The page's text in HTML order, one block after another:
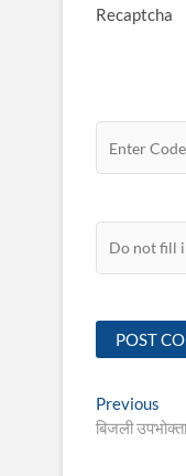
Recaptcha
Post
Previous
बिजली